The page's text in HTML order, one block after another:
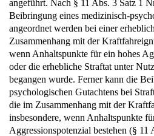
angeführt. Nach § 11 Abs. 3 Satz 1
Beibringung eines medizinisch-
angeordnet werden bei einer
Zusammenhang mit der
wenn Anhaltspunkte für ein hohes
oder die erhebliche Straftat unter
begangen wurde. Ferner kann die
psychologischen Gutachtens bei
die im Zusammenhang mit der
insbesondere, wenn Anhaltspunkte
Aggressionspotenzial bestehen (§